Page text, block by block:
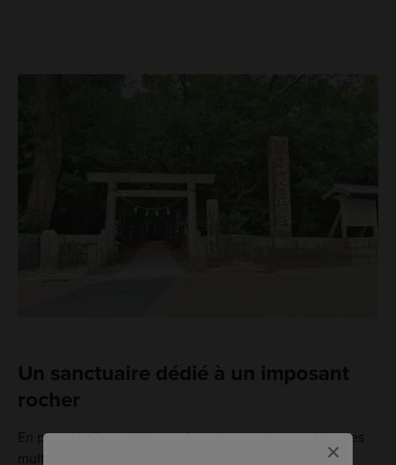
×
Un sanctuaire dédié à un imposant
rocher
En plus des êtres divins et des animaux humanoïdes, les
multiples divinités du panthéon shintoïste résident